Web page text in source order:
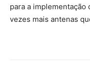
para a
vezes mais antenas